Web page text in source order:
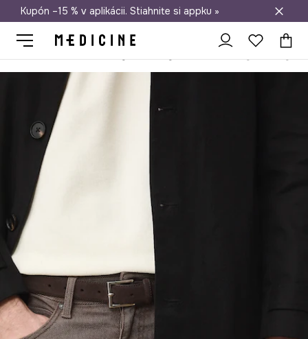
Doprava zadarmo od 50 €
Kupón –15 % v aplikácii. Stiahnite si appku »